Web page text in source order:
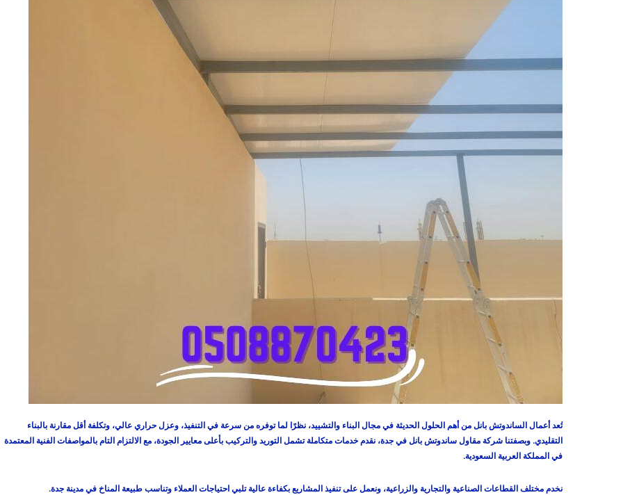
تُعد أعمال الساندوتش بانل من أهم الحلول الحديثة في مجال البناء والتشييد، نظرًا لما توفره من سرعة في التنفيذ، وعزل حراري عالي، وتكلفة أقل مقارنة بالبناء
التقليدي. وبصفتنا شركة مقاول ساندوتش بانل في جدة، نقدم خدمات متكاملة تشمل التوريد والتركيب بأعلى معايير الجودة، مع الالتزام التام بالمواصفات الفنية المعتمدة
في المملكة العربية السعودية.
نخدم مختلف القطاعات الصناعية والتجارية والزراعية، ونعمل على تنفيذ المشاريع بكفاءة عالية تلبي احتياجات العملاء وتناسب طبيعة المناخ في مدينة جدة.